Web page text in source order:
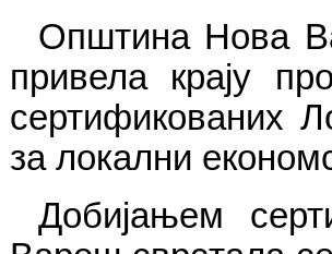
Општина Нова
привела крају
сертификованих
за локални
Добијањем